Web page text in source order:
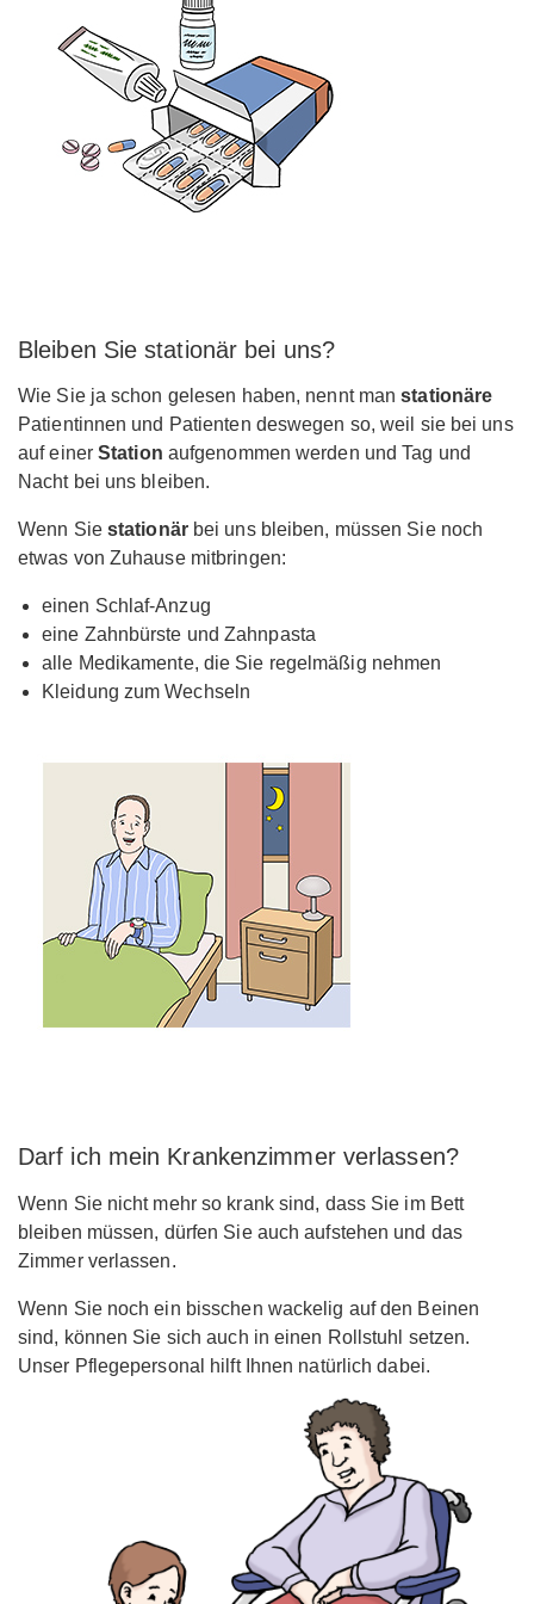
Bleiben Sie stationär bei uns?
Wie Sie ja schon gelesen haben, nennt manstationäre
Patientinnen und Patienten deswegen so, weil sie bei uns
auf einer Station aufgenommen werden und Tag und
Nacht bei uns bleiben.
Wenn Sie stationärbei uns bleiben, müssen Sie noch
etwas von Zuhause mitbringen:
einen Schlaf-Anzug
eine Zahnbürste und Zahnpasta
alle Medikamente, die Sie regelmäßig nehmen
Kleidung zum Wechseln
Darf ich mein Krankenzimmer verlassen?
Wenn Sie nicht mehr so krank sind, dass Sie im Bett
bleiben müssen, dürfen Sie auch aufstehen und das
Zimmer verlassen.
Wenn Sie noch ein bisschen wackelig auf den Beinen
sind, können Sie sich auch in einen Rollstuhl setzen.
Unser Pflegepersonal hilft Ihnen natürlich dabei.